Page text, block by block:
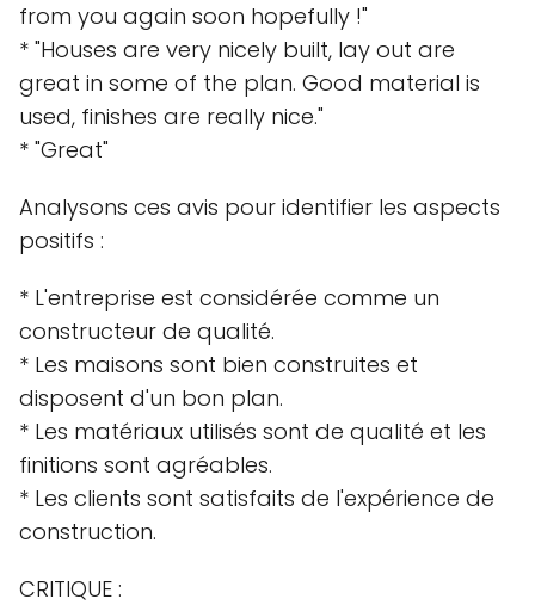
from you again soon hopefully !"
* "Houses are very nicely built, lay out are
great in some of the plan. Good material is
used, finishes are really nice."
* "Great"
Analysons ces avis pour identifier les aspects
positifs :
* L'entreprise est considérée comme un
constructeur de qualité.
* Les maisons sont bien construites et
disposent d'un bon plan.
* Les matériaux utilisés sont de qualité et les
finitions sont agréables.
* Les clients sont satisfaits de l'expérience de
construction.
CRITIQUE :